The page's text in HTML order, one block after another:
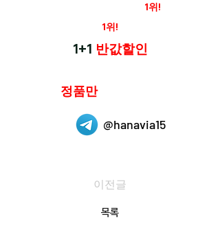
1위!
1위!
1+1 반값할인
정품만
@hanavia15
이전글
목록